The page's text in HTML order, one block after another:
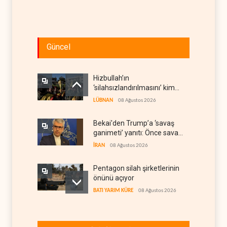
Güncel
Hizbullah’ın
‘silahsızlandırılmasını’ kim
denetleyecek?
LÜBNAN 08 Ağustos 2026
Bekai'den Trump’a ‘savaş
ganimeti’ yanıtı: Önce savaşı
kazan
İRAN 08 Ağustos 2026
Pentagon silah şirketlerinin
önünü açıyor
BATI YARIM KÜRE 08 Ağustos 2026
saldırıları sürüyor, Beyrut